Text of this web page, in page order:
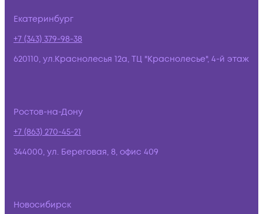
Екатеринбург
+7 (343) 379-98-38
620110, ул.Краснолесья 12а, ТЦ "Краснолесье", 4-й этаж
Ростов-на-Дону
+7 (863) 270-45-21
344000, ул. Береговая, 8, офис 409
Новосибирск